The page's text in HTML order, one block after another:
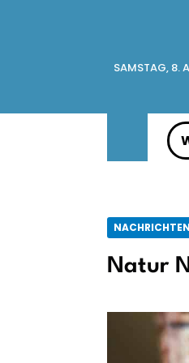
SAMSTAG, 8.
NACHRICHTEN
Natur